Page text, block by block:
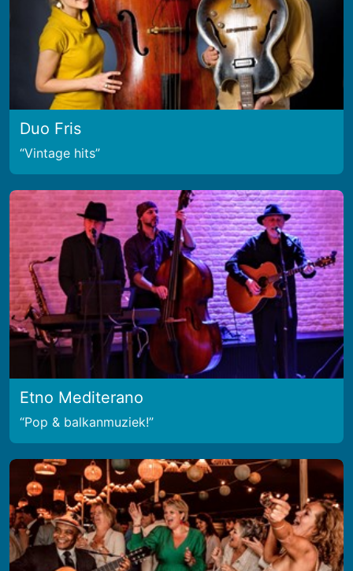
Duo Fris
Vintage hits
Etno Mediterano
Pop & balkanmuziek!